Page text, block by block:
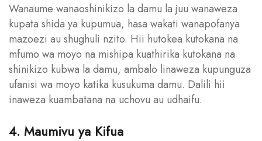
Wanaume wanaoshinikizo la damu la juu wanaweza
kupata shida ya kupumua, hasa wakati wanapofanya
mazoezi au shughuli nzito. Hii hutokea kutokana na
mfumo wa moyo na mishipa kuathirika kutokana na
shinikizo kubwa la damu, ambalo linaweza kupunguza
ufanisi wa moyo katika kusukuma damu. Dalili hii
inaweza kuambatana na uchovu au udhaifu.
4. Maumivu ya Kifua